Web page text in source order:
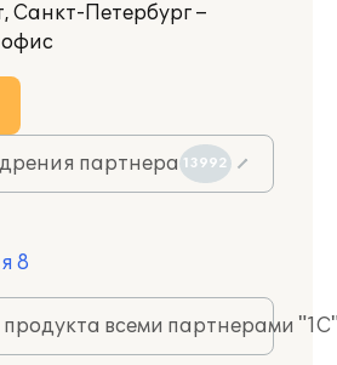
Санкт-Петербург –
партнера 13992
8
всеми партнерами